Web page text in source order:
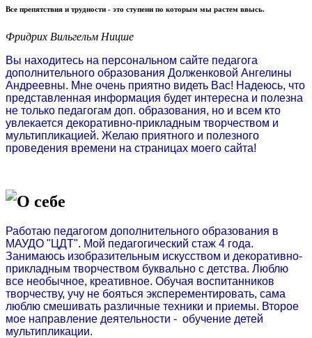
Все препятствия и трудности - это ступени по которым мы растем ввысь.
Фридрих Вильгельм Ницше
Вы находитесь на персональном сайте педагога
дополнительного образования Долженковой Ангелины
Андреевны. Мне очень приятно видеть Вас! Надеюсь, что
представленная информация будет интересна и полезна
не только педагогам доп. образования, но и всем кто
увлекается декоративно-прикладным творчеством и
мультипликацией. Желаю приятного и полезного
проведения времени на страницах моего сайта!
О себе
Работаю педагогом дополнительного образования в
МАУДО "ЦДТ". Mой педагогический стаж 4 года.
Занимаюсь изобразительным искусством и декоративно-
прикладным творчеством буквально с детства. Люблю
все необычное, креативное. Обучая воспитанников
творчеству, учу не бояться эксперементировать, сама
люблю смешивать различные техники и приемы. Второе
мое направление деятельности - обучение детей
мультипликации.